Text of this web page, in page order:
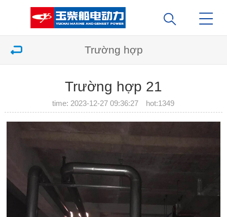
Trường hợp
Trường hợp 21
time: 2023-12-27 09:36:27 hot:1349